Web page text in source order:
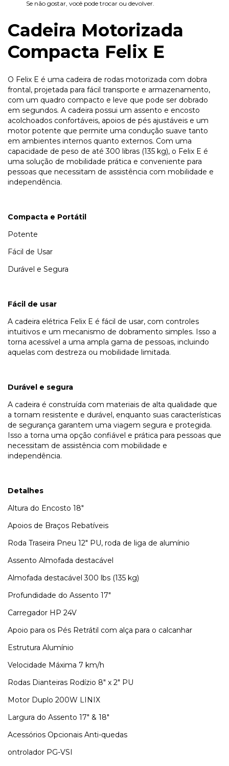
Se não gostar, você pode trocar ou devolver.
Cadeira Motorizada
Compacta Felix E
O Felix E é uma cadeira de rodas motorizada com dobra
frontal, projetada para fácil transporte e armazenamento,
com um quadro compacto e leve que pode ser dobrado
em segundos. A cadeira possui um assento e encosto
acolchoados confortáveis, apoios de pés ajustáveis e um
motor potente que permite uma condução suave tanto
em ambientes internos quanto externos. Com uma
capacidade de peso de até 300 libras (135 kg), o Felix E é
uma solução de mobilidade prática e conveniente para
pessoas que necessitam de assistência com mobilidade e
independência.
Compacta e Portátil
Potente
Fácil de Usar
Durável e Segura
Fácil de usar
A cadeira elétrica Felix E é fácil de usar, com controles
intuitivos e um mecanismo de dobramento simples. Isso a
torna acessível a uma ampla gama de pessoas, incluindo
aquelas com destreza ou mobilidade limitada.
Durável e segura
A cadeira é construída com materiais de alta qualidade que
a tornam resistente e durável, enquanto suas características
de segurança garantem uma viagem segura e protegida.
Isso a torna uma opção confiável e prática para pessoas que
necessitam de assistência com mobilidade e
independência.
Detalhes
Altura do Encosto 18"
Apoios de Braços Rebatíveis
Roda Traseira Pneu 12" PU, roda de liga de alumínio
Assento Almofada destacável
Almofada destacável 300 lbs (135 kg)
Profundidade do Assento 17"
Carregador HP 24V
Apoio para os Pés Retrátil com alça para o calcanhar
Estrutura Alumínio
Velocidade Máxima 7 km/h
Rodas Dianteiras Rodízio 8" x 2" PU
Motor Duplo 200W LINIX
Largura do Assento 17" & 18"
Acessórios Opcionais Anti-quedas
ontrolador PG-VSI